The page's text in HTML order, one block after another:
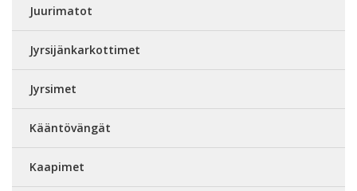
Juurimatot
Jyrsijänkarkottimet
Jyrsimet
Kääntövängät
Kaapimet